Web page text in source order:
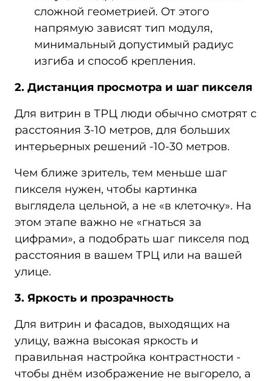
сложной геометрией. От этого
напрямую зависят тип модуля,
минимальный допустимый радиус
изгиба и способ крепления.
2. Дистанция просмотра и шаг пикселя
Для витрин в ТРЦ люди обычно смотрят с
расстояния 3-10 метров, для больших
интерьерных решений -10-30 метров.
Чем ближе зритель, тем меньше шаг
пикселя нужен, чтобы картинка
выглядела цельной, а не «в клеточку». На
этом этапе важно не «гнаться за
цифрами», а подобрать шаг пикселя под
расстояния в вашем ТРЦ или на вашей
улице.
3. Яркость и прозрачность
Для витрин и фасадов, выходящих на
улицу, важна высокая яркость и
правильная настройка контрастности -
чтобы днём изображение не выгорело, а